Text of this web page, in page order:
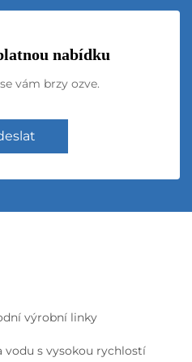
nabídku
vám brzy ozve.
výrobní linky
vodu s vysokou rychlostí